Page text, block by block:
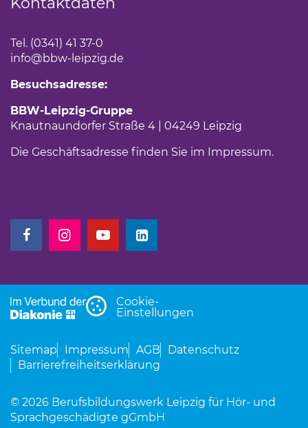
Tel. (0341) 41 37-0
info@bbw-leipzig.de
Besuchsadresse:
BBW-Leipzig-Gruppe
Knautnaundorfer Straße 4 | 04249 Leipzig
Die Geschäftsadresse finden Sie im Impressum.
(Link öffnet einen neuen Tab)
(Link öffnet einen neuen Tab)
(Link öffnet einen neuen Tab)
(Link öffnet einen neuen Tab)
Cookie-
Einstellungen
Sitemap Impressum AGB
Datenschutz
Barrierefreiheitserklärung
© 2026 Berufsbildungswerk Leipzig für Hör- und
Sprachgeschädigte gGmbH